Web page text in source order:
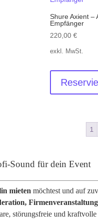
Shure Axient –
Empfänger
220,00 €
exkl. MwSt.
1
Sound für dein Event
mieten möchtest und auf
störungsfreie und